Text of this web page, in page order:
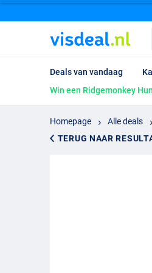
Deals van vandaag
Win een Ridgemonkey
Homepage Alle deals
TERUG NAAR